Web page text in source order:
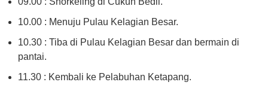
10.00 : Menuju Pulau Kelagian Besar.
10.30 : Tiba di Pulau Kelagian Besar dan bermain di
pantai.
11.30 : Kembali ke Pelabuhan Ketapang.